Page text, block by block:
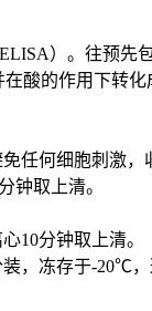
ELISA）。往预先
酸的作用下转
任何细胞刺激，
钟取上清。
10分钟取上清。
，冻存于-20℃